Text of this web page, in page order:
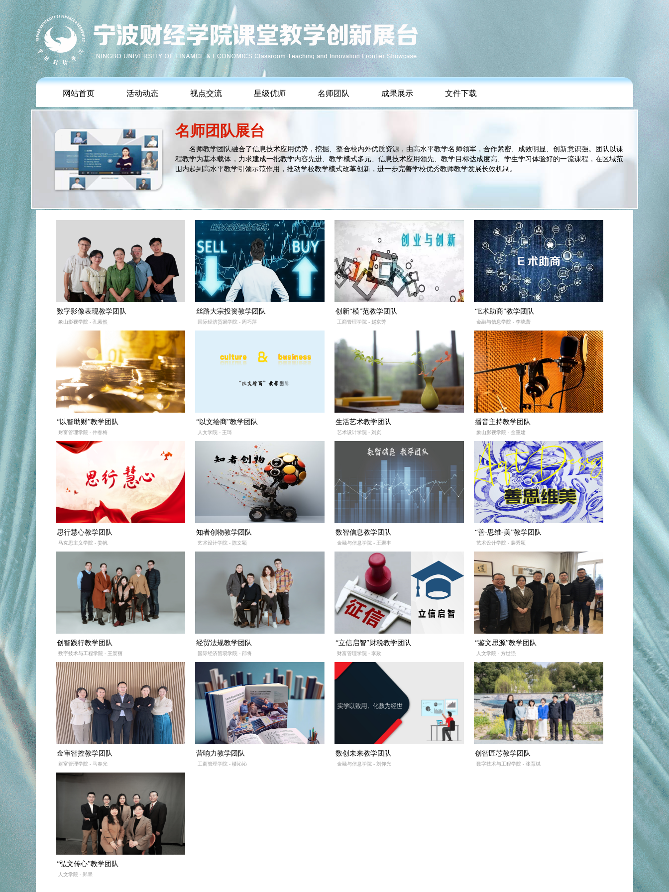
网站首页 活动动态 视点交流 星级优师 名师团队 成果展示 文件下载
名师团队展台
名师教学团队融合了信息技术应用优势，挖掘、整合校内外优质资源，由高水平教学名师领军，合作紧密、成效明显、创新意识强。团队以课
程教学为基本载体，力求建成一批教学内容先进、教学模式多元、信息技术应用领先、教学目标达成度高、学生学习体验好的一流课程，在区域范
围内起到高水平教学引领示范作用，推动学校教学模式改革创新，进一步完善学校优秀教师教学发展长效机制。
数字影像表现教学团队
象山影视学院 - 孔素然
丝路大宗投资教学团队
国际经济贸易学院 - 周巧萍
创新“模”范教学团队
工商管理学院 - 赵京芳
“E术助商”教学团队
金融与信息学院 - 李晓蕾
“以智助财”教学团队
财富管理学院 - 仲春梅
“以文绘商”教学团队
人文学院 - 王琦
生活艺术教学团队
艺术设计学院 - 刘岚
播音主持教学团队
象山影视学院 - 金重建
思行慧心教学团队
马克思主义学院 - 姜帆
知者创物教学团队
艺术设计学院 - 陈文颖
数智信息教学团队
金融与信息学院 - 王聚丰
“善-思维-美”教学团队
艺术设计学院 - 裴秀颖
创智践行教学团队
数字技术与工程学院 - 王景丽
经贸法规教学团队
国际经济贸易学院 - 邵将
“立信启智”财税教学团队
财富管理学院 - 李政
“鉴文思源”教学团队
人文学院 - 方世强
金审智控教学团队
财富管理学院 - 马春光
营响力教学团队
工商管理学院 - 楼沁沁
数创未来教学团队
金融与信息学院 - 刘仰光
创智匠芯教学团队
数字技术与工程学院 - 张育斌
“弘文传心”教学团队
人文学院 - 郑果